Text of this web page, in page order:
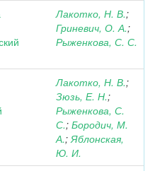
Лакотко, Н. В.;
Гриневич, О. А.;
Рыженкова, С. С.
Лакотко, Н. В.;
Зюзь, Е. Н.;
Рыженкова, С.
С.; Бородич, М.
А.;Яблонская,
Ю. И.